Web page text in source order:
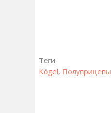
Теги
Kögel, Полуприцепы